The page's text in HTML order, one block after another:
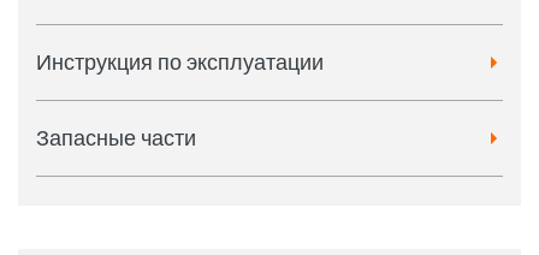
Инструкция по эксплуатации
Запасные части